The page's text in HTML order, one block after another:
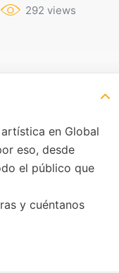
292 views
en Global
eso, desde
el público que
y cuéntanos